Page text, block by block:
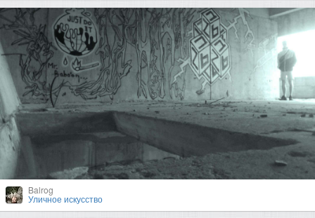
Balrog
Уличное искусство